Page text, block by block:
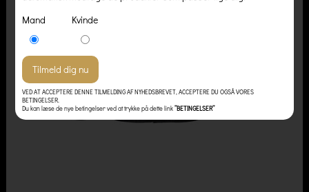
Mand
Kvinde
VED AT ACCEPTERE DENNE TILMELDING AF NYHEDSBREVET, ACCEPTERE DU OGSÅ VORES
BETINGELSER.
Du kan læse de nye betingelser ved at trykke på dette link”BETINGELSER”